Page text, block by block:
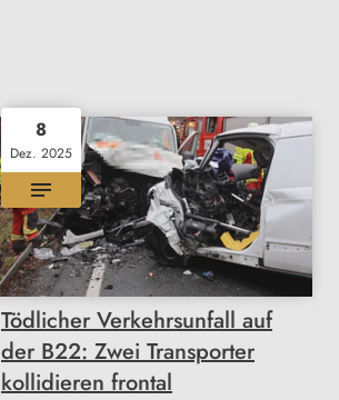
8
Dez. 2025
Tödlicher Verkehrsunfall auf
der B22: Zwei Transporter
kollidieren frontal